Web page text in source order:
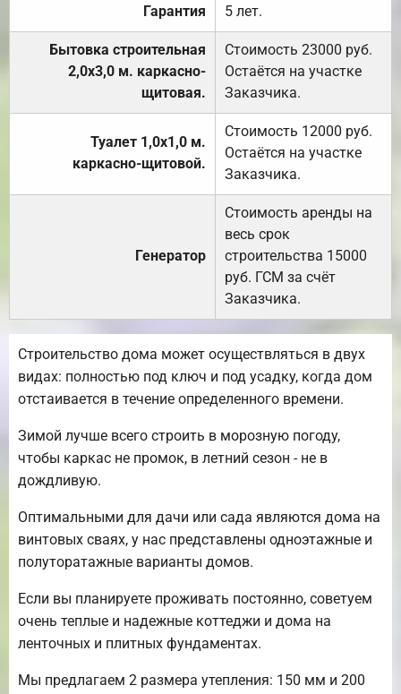
Гарантия 5 лет.
Бытовка строительная
2,0х3,0 м. каркасно-
щитовая.
Стоимость 23000 руб.
Остаётся на участке
Заказчика.
Туалет 1,0х1,0 м.
каркасно-щитовой.
Стоимость 12000 руб.
Остаётся на участке
Заказчика.
Генератор
Стоимость аренды на
весь срок
строительства 15000
руб. ГСМ за счёт
Заказчика.
Строительство дома может осуществляться в двух
видах: полностью под ключ и под усадку, когда дом
отстаивается в течение определенного времени.
Зимой лучше всего строить в морозную погоду,
чтобы каркас не промок, в летний сезон - не в
дождливую.
Оптимальными для дачи или сада являются дома на
винтовых сваях, у нас представлены одноэтажные и
полуторатажные варианты домов.
Если вы планируете проживать постоянно, советуем
очень теплые и надежные коттеджи и дома на
ленточных и плитных фундаментах.
Мы предлагаем 2 размера утепления: 150 мм и 200